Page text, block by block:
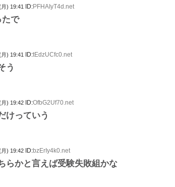
) 19:41 ID:PFHAIyT4d.net
たで
) 19:41 ID:tEdzUCfc0.net
う
) 19:42 ID:OfbG2Uf70.net
けっていう
) 19:42 ID:bzErIy4k0.net
らかと言えば受験失敗組かな